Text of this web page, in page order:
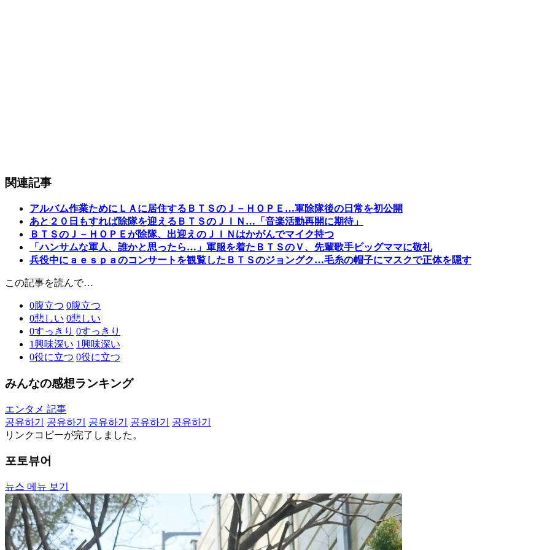
関連記事
アルバム作業ためにＬＡに居住するＢＴＳのＪ－ＨＯＰＥ…軍除隊後の日常を初公開
あと２０日もすれば除隊を迎えるＢＴＳのＪＩＮ…「音楽活動再開に期待」
ＢＴＳのＪ－ＨＯＰＥが除隊、出迎えのＪＩＮはかがんでマイク持つ
「ハンサムな軍人、誰かと思ったら…」軍服を着たＢＴＳのＶ、先輩歌手ビッグママに敬礼
兵役中にａｅｓｐａのコンサートを観覧したＢＴＳのジョングク…毛糸の帽子にマスクで正体を隠す
この記事を読んで…
0腹立つ 0腹立つ
0悲しい 0悲しい
0すっきり 0すっきり
1興味深い 1興味深い
0役に立つ 0役に立つ
みんなの感想ランキング
エンタメ 記事
공유하기
공유하기 공유하기 공유하기
공유하기
リンクコピーが完了しました。
포토뷰어
뉴스 메뉴 보기